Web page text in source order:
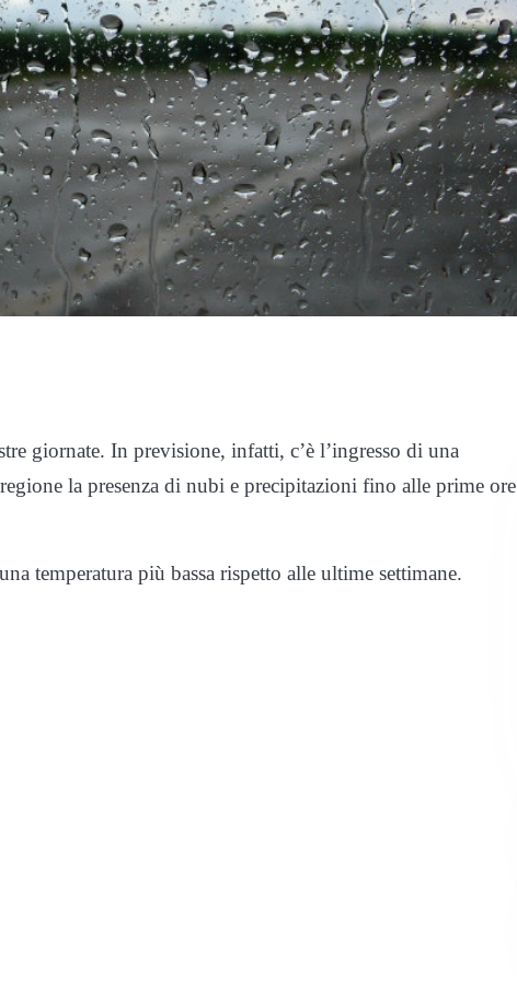
giornate. In previsione, infatti, c’è l’ingresso di una
la presenza di nubi e precipitazioni fino alle prime ore
temperatura più bassa rispetto alle ultime settimane.